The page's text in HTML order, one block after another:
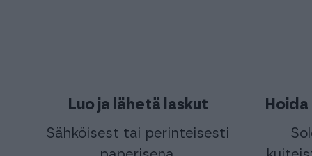
Luo ja lähetä laskut
Sähköisest tai perinteisesti